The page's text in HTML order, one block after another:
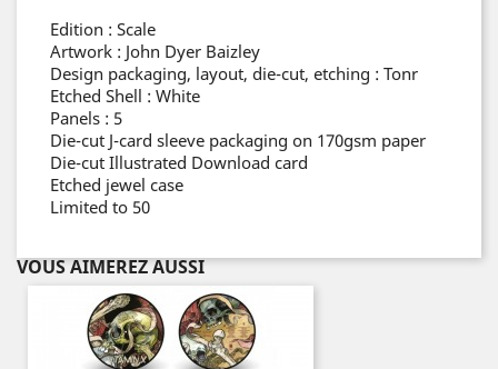
Edition : Scale
Artwork : John Dyer Baizley
Design packaging, layout, die-cut, etching : Tonr
Etched Shell : White
Panels : 5
Die-cut J-card sleeve packaging on 170gsm paper
Die-cut Illustrated Download card
Etched jewel case
Limited to 50
VOUS AIMEREZ AUSSI